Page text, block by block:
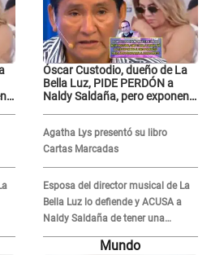
Óscar Custodio, dueño de La
Bella Luz, PIDE PERDÓN a
Naldy Saldaña, pero exponen
grabar"
Agatha Lys presentó su libro
Cartas Marcadas
Esposa del director musical de La
Bella Luz lo defiende y ACUSA a
Naldy Saldaña de tener una
relación con él y otros integrantes
Mundo